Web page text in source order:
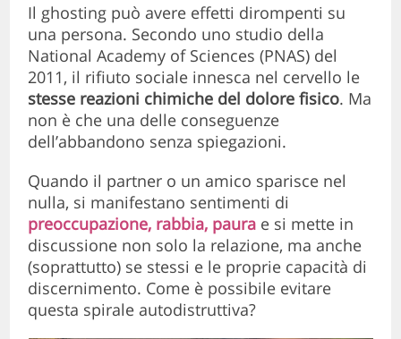
Il ghosting può avere effetti dirompenti su
una persona. Secondo uno studio della
National Academy of Sciences (PNAS) del
2011, il rifiuto sociale innesca nel cervello le
stesse reazioni chimiche del dolore fisico. Ma
non è che una delle conseguenze
dell’abbandono senza spiegazioni.
Quando il partner o un amico sparisce nel
nulla, si manifestano sentimenti di
preoccupazione, rabbia, paura e si mette in
discussione non solo la relazione, ma anche
(soprattutto) se stessi e le proprie capacità di
discernimento. Come è possibile evitare
questa spirale autodistruttiva?